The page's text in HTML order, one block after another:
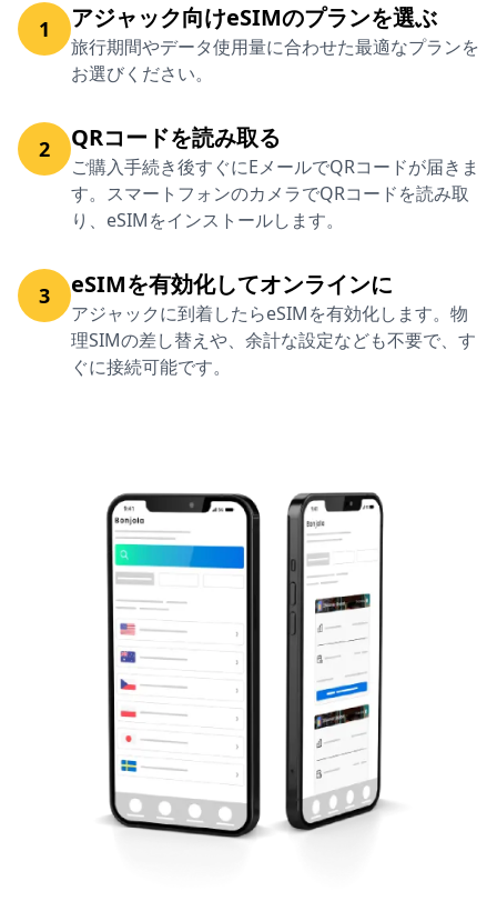
1 アジャック向けeSIMのプランを選ぶ
旅行期間やデータ使用量に合わせた最適なプランを
お選びください。
2 QRコードを読み取る
ご購入手続き後すぐにEメールでQRコードが届きま
す。スマートフォンのカメラでQRコードを読み取
り、eSIMをインストールします。
3 eSIMを有効化してオンラインに
アジャックに到着したらeSIMを有効化します。物
理SIMの差し替えや、余計な設定なども不要で、す
ぐに接続可能です。